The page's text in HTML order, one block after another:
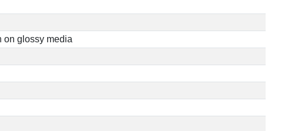
on glossy media